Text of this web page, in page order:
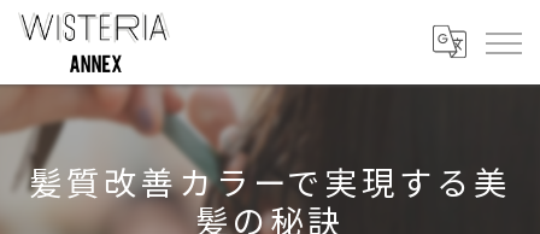
髪質改善カラーで実現する美
髪の秘訣